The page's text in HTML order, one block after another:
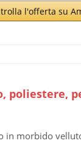
l'offerta su
poliestere,
in morbido